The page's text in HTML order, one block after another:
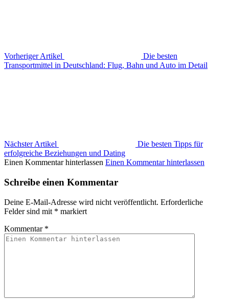
Vorheriger Artikel
Die besten
Transportmittel in Deutschland: Flug, Bahn und Auto im Detail
Nächster Artikel
Die besten Tipps für
erfolgreiche Beziehungen und Dating
Einen Kommentar hinterlassen Einen Kommentar hinterlassen
Schreibe einen Kommentar
Deine E-Mail-Adresse wird nicht veröffentlicht. Erforderliche
Felder sind mit * markiert
Kommentar *